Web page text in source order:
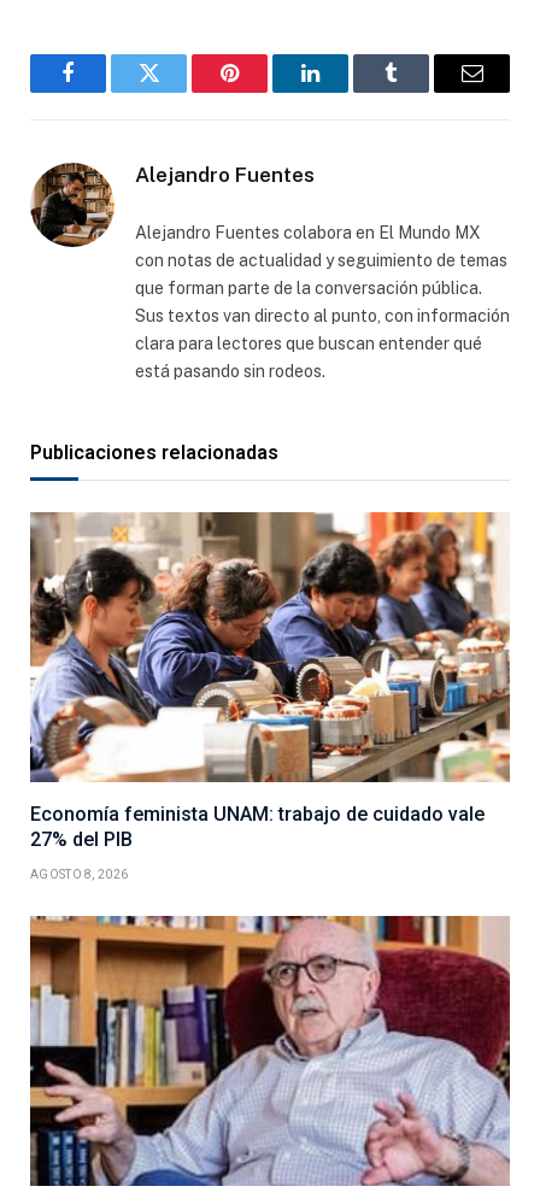
FacebookGorjeo Pinterest LinkedInTumblr
Correo
Alejandro Fuentes
Alejandro Fuentes colabora en El Mundo MX
con notas de actualidad y seguimiento de temas
que forman parte de la conversación pública.
Sus textos van directo al punto, con información
clara para lectores que buscan entender qué
está pasando sin rodeos.
Publicaciones relacionadas
Economía feminista UNAM: trabajo de cuidado vale
27% del PIB
AGOSTO 8, 2026